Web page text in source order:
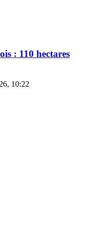
: 110 hectares
10:22